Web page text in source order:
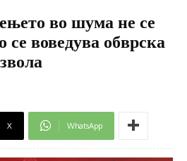
во шума не се
се воведува обврска
X WhatsApp